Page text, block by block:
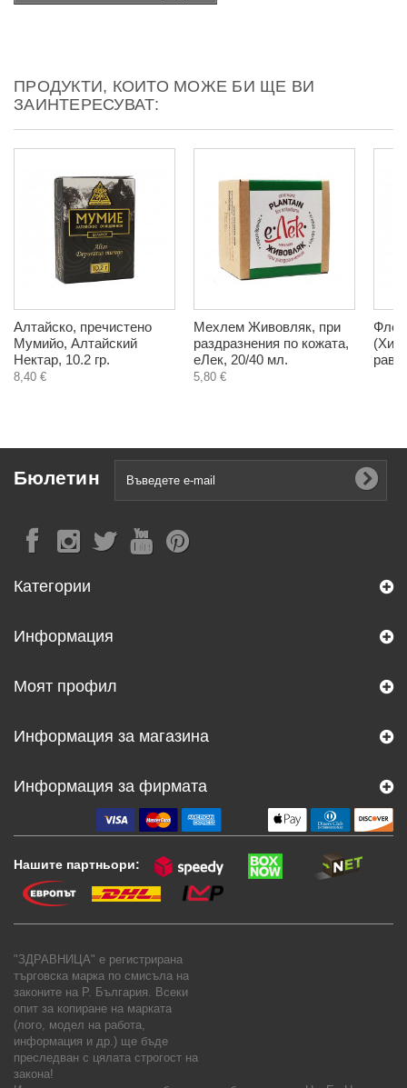
ПРОДУКТИ, КОИТО МОЖЕ БИ ЩЕ ВИ
ЗАИНТЕРЕСУВАТ:
Алтайско, пречистено
Мумийо, Алтайский
Нектар, 10.2 гр.
8,40 €
Мехлем Живовляк, при
раздразнения по кожата,
еЛек, 20/40 мл.
5,80 €
Бюлетин
Категории
Информация
Моят профил
Информация за магазина
Информация за фирмата
Нашите партньори:
"ЗДРАВНИЦА" е регистрирана
търговска марка по смисъла на
законите на Р. България. Всеки
опит за копиране на марката
(лого, модел на работа,
информация и др.) ще бъде
преследван с цялата строгост на
закона!